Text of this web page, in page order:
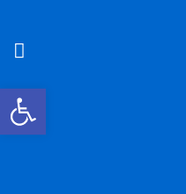
Ανοίξτε τη